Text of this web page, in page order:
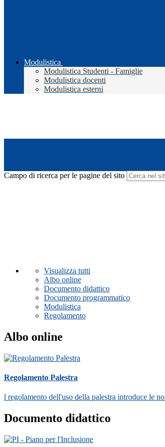
Modulistica
Modulistica Studenti - Famiglie
Modulistica docenti
Modulistica esterni
Campo di ricerca per le pagine del sito
Visualizza tutti
Albo online
Documento didattico
Documento programmatico
Modulistica
Regolamento
Albo online
Regolamento Palestra
l regolamento dell'uso della palestra introduce le
Documento didattico